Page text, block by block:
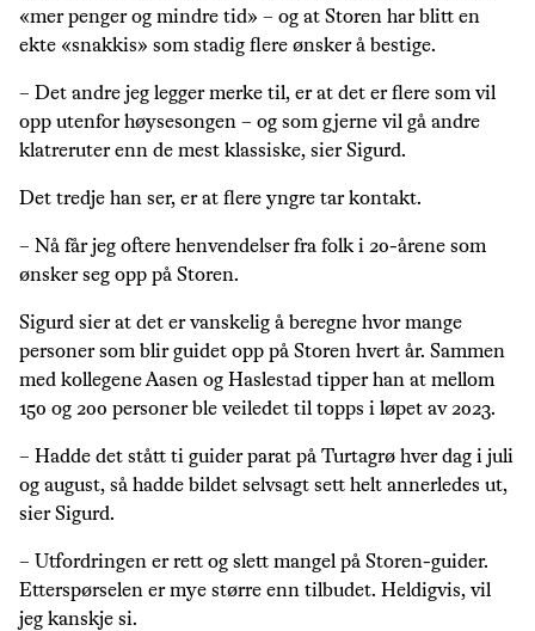
«mer penger og mindre tid» – og at Storen har blitt en
ekte «snakkis» som stadig flere ønsker å bestige.
– Det andre jeg legger merke til, er at det er flere som vil
opp utenfor høysesongen – og som gjerne vil gå andre
klatreruter enn de mest klassiske, sier Sigurd.
Det tredje han ser, er at flere yngre tar kontakt.
– Nå får jeg oftere henvendelser fra folk i 20-årene som
ønsker seg opp på Storen.
Sigurd sier at det er vanskelig å beregne hvor mange
personer som blir guidet opp på Storen hvert år. Sammen
med kollegene Aasen og Haslestad tipper han at mellom
150 og 200 personer ble veiledet til topps i løpet av 2023.
– Hadde det stått ti guider parat på Turtagrø hver dag i juli
og august, så hadde bildet selvsagt sett helt annerledes ut,
sier Sigurd.
– Utfordringen er rett og slett mangel på Storen-guider.
Etterspørselen er mye større enn tilbudet. Heldigvis, vil
jeg kanskje si.